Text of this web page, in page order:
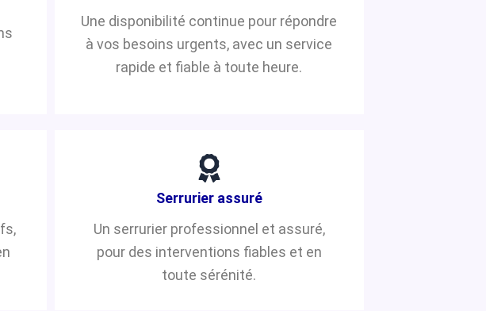
Une disponibilité continue pour répondre
à vos besoins urgents, avec un service
rapide et fiable à toute heure.
Serrurier assuré
Un serrurier professionnel et assuré,
pour des interventions fiables et en
toute sérénité.